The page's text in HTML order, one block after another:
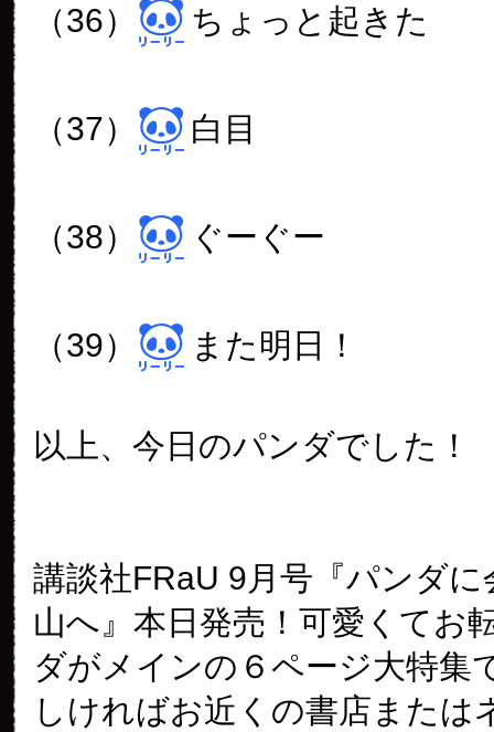
（36） ちょっと起きた
（37） 白目
（38） ぐーぐー
（39） また明日！
以上、今日のパンダでした！
講談社FRaU 9月号『パンダに
山へ』本日発売！可愛くてお
ダがメインの６ページ大特集
しければお近くの書店または